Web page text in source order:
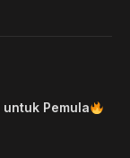
Pemula